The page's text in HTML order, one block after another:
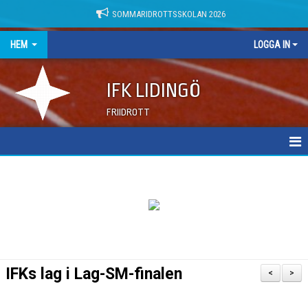
SOMMARIDROTTSSKOLAN 2026
HEM LOGGA IN
IFK LIDINGÖ
FRIIDROTT
>
<
IFKs lag i Lag-SM-finalen